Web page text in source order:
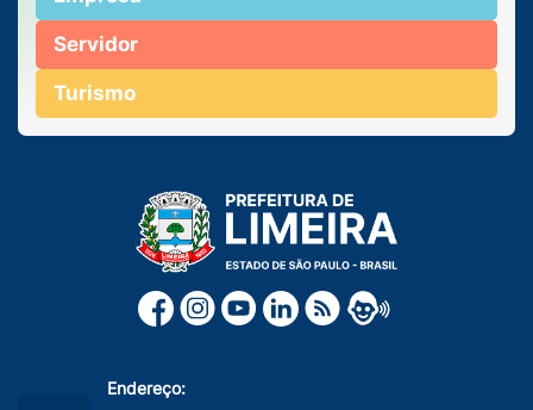
Servidor
Turismo
Endereço: